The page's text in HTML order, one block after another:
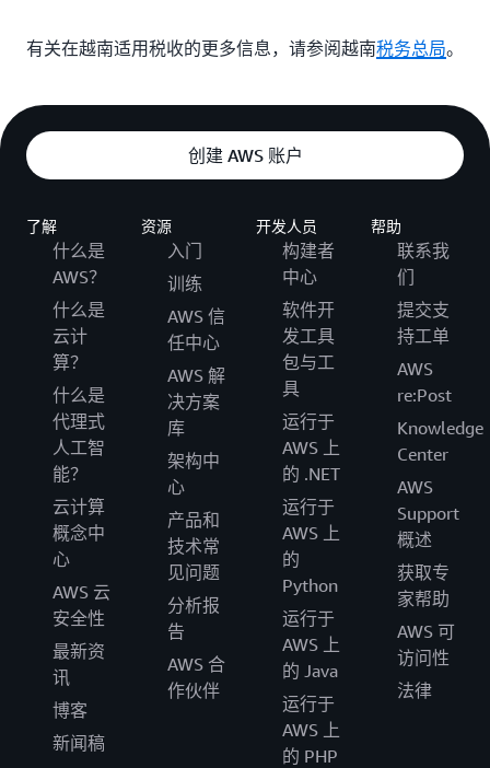
有关在越南适用税收的更多信息，请参阅越南税务总局。
创建 AWS 账户
了解
什么是
AWS？
什么是
云计
算？
什么是
代理式
人工智
能？
云计算
概念中
心
AWS 云
安全性
最新资
讯
博客
新闻稿
资源
入门
训练
AWS 信
任中心
AWS 解
决方案
库
架构中
心
产品和
技术常
见问题
分析报
告
AWS 合
作伙伴
开发人员
构建者
中心
软件开
发工具
包与工
具
运行于
AWS 上
的 .NET
运行于
AWS 上
的
Python
运行于
AWS 上
的 Java
运行于
AWS 上
的 PHP
帮助
联系我
们
提交支
持工单
AWS
re:Post
Knowledge
Center
AWS
Support
概述
获取专
家帮助
AWS 可
访问性
法律